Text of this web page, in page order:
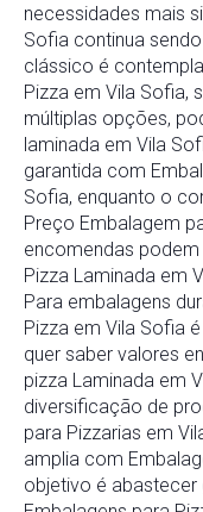
necessidades mais
Sofia continua
clássico é
Pizza em Vila Sofia,
múltiplas opções,
laminada em Vila
garantida com
Sofia, enquanto o
Preço Embalagem
encomendas
Pizza Laminada em
Para embalagens
Pizza em Vila Sofia
quer saber valores
pizza Laminada em
diversificação de
para Pizzarias em
amplia com
objetivo é abastecer